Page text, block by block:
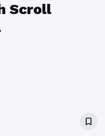
Scroll
bookmark_border